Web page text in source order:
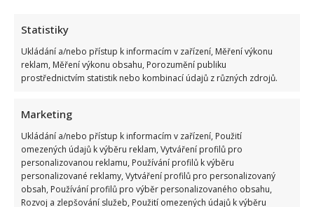
Statistiky
Ukládání a/nebo přístup k informacím v zařízení, Měření výkonu
reklam, Měření výkonu obsahu, Porozumění publiku
prostřednictvím statistik nebo kombinací údajů z různých zdrojů.
Marketing
Ukládání a/nebo přístup k informacím v zařízení, Použití
omezených údajů k výběru reklam, Vytváření profilů pro
personalizovanou reklamu, Používání profilů k výběru
personalizované reklamy, Vytváření profilů pro personalizovaný
obsah, Používání profilů pro výběr personalizovaného obsahu,
Rozvoj a zlepšování služeb, Použití omezených údajů k výběru
Jak na jarní detoxikaci?
Nikol Bláhová 22. 2. 2015
studenému počasí a jeho nevyzpytatelným výkyvům,
častému střídání...
VíceRead
more
about
Jak